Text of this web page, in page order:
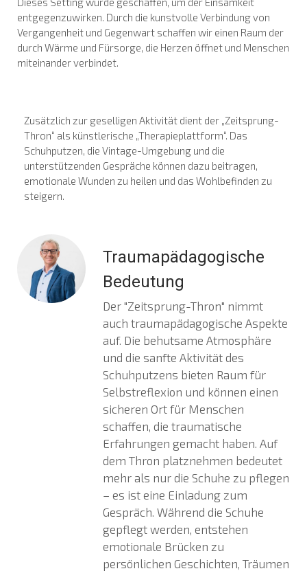
entgegenzuwirken. Durch die kunstvolle Verbindung von
Vergangenheit und Gegenwart schaffen wir einen Raum der
durch Wärme und Fürsorge, die Herzen öffnet und Menschen
miteinander verbindet.
Zusätzlich zur geselligen Aktivität dient der „Zeitsprung-
Thron“ als künstlerische „Therapieplattform“. Das
Schuhputzen, die Vintage-Umgebung und die
unterstützenden Gespräche können dazu beitragen,
emotionale Wunden zu heilen und das Wohlbefinden zu
steigern.
Traumapädagogische
Bedeutung
Der "Zeitsprung-Thron" nimmt
auch traumapädagogische Aspekte
auf. Die behutsame Atmosphäre
und die sanfte Aktivität des
Schuhputzens bieten Raum für
Selbstreflexion und können einen
sicheren Ort für Menschen
schaffen, die traumatische
Erfahrungen gemacht haben. Auf
dem Thron platznehmen bedeutet
mehr als nur die Schuhe zu pflegen
– es ist eine Einladung zum
Gespräch. Während die Schuhe
gepflegt werden, entstehen
emotionale Brücken zu
persönlichen Geschichten, Träumen